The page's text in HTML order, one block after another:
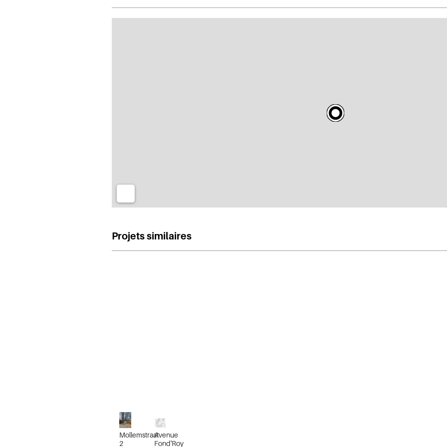
Projets similaires
Mollemstraat
2
Avenue
Fond'Roy